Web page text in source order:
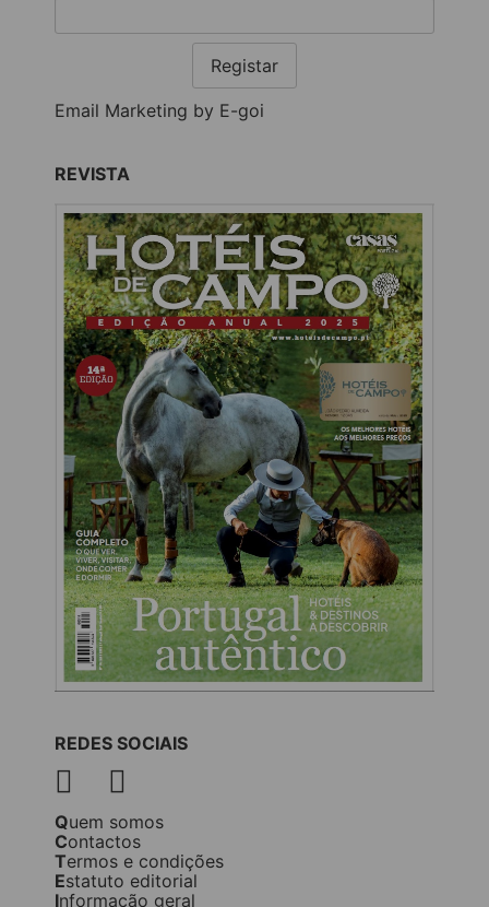
Registar
Email Marketing by E-goi
REVISTA
REDES SOCIAIS
Quem somos
Contactos
Termos e condições
Estatuto editorial
Informação geral